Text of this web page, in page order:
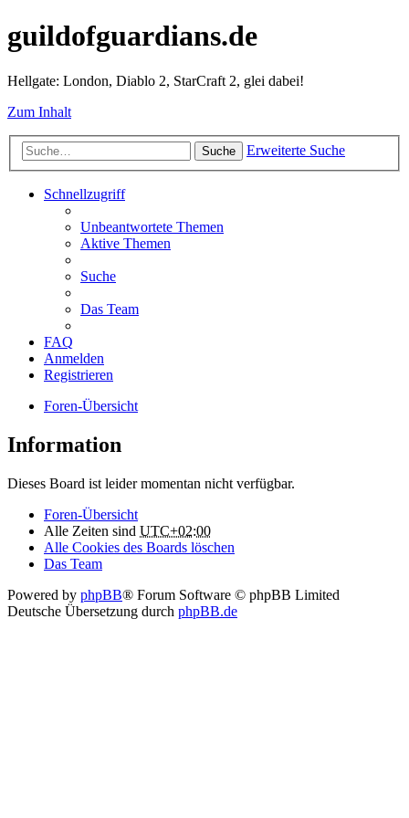
guildofguardians.de
Hellgate: London, Diablo 2, StarCraft 2, glei dabei!
Zum Inhalt
Suche Erweiterte Suche
Schnellzugriff
Unbeantwortete Themen
Aktive Themen
Suche
Das Team
FAQ
Anmelden
Registrieren
Foren-Übersicht
Information
Dieses Board ist leider momentan nicht verfügbar.
Foren-Übersicht
Alle Zeiten sind UTC+02:00
Alle Cookies des Boards löschen
Das Team
Powered by phpBB® Forum Software © phpBB Limited
Deutsche Übersetzung durch phpBB.de